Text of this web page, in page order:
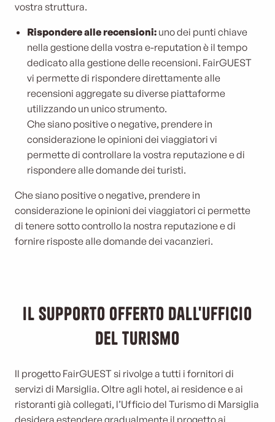
vostra struttura.
Rispondere alle recensioni: uno dei punti chiave
nella gestione della vostra e-reputation è il tempo
dedicato alla gestione delle recensioni. FairGUEST
vi permette di rispondere direttamente alle
recensioni aggregate su diverse piattaforme
utilizzando un unico strumento.
Che siano positive o negative, prendere in
considerazione le opinioni dei viaggiatori vi
permette di controllare la vostra reputazione e di
rispondere alle domande dei turisti.
Che siano positive o negative, prendere in
considerazione le opinioni dei viaggiatori ci permette
di tenere sotto controllo la nostra reputazione e di
fornire risposte alle domande dei vacanzieri.
Il supporto offerto dall'Ufficio
del Turismo
Il progetto FairGUEST si rivolge a tutti i fornitori di
servizi di Marsiglia. Oltre agli hotel, ai residence e ai
ristoranti già collegati, l’Ufficio del Turismo di Marsiglia
desidera estendere gradualmente il progetto ai